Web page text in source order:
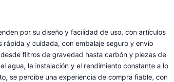
por su diseño y facilidad de uso, con artículos
y cuidada, con embalaje seguro y envío
filtros de gravedad hasta carbón y piezas de
agua, la instalación y el rendimiento constante a lo
se percibe una experiencia de compra fiable, con